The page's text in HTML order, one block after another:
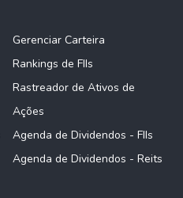
Gerenciar Carteira
Rankings de FIIs
Rastreador de Ativos de
Ações
Agenda de Dividendos - FIIs
Agenda de Dividendos - Reits